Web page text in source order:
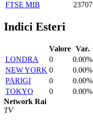
FTSE MIB
23707
Indici Esteri
Valore Var.
LONDRA
0
0.00%
NEW YORK 0
0.00%
PARIGI
0
0.00%
TOKYO
0
0.00%
Network Rai
TV